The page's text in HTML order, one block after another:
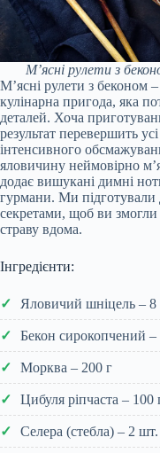
М’ясні рулети з
М’ясні рулети з беконом
кулінарна пригода, яка
деталей. Хоча
результат перевершить
інтенсивного
яловичину неймовірно
додає вишукані димні
гурмани. Ми підготували
секретами, щоб ви
страву вдома.
Інгредієнти:
Яловичий шніцель – 8
Бекон сирокопчений –
Морква – 200 г
Цибуля ріпчаста – 100
Селера (стебла) – 2 шт.